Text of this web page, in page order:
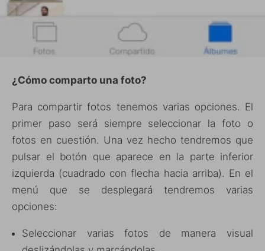
¿Cómo comparto una foto?
Para compartir fotos tenemos varias opciones. El
primer paso será siempre seleccionar la foto o
fotos en cuestión. Una vez hecho tendremos que
pulsar el botón que aparece en la parte inferior
izquierda (cuadrado con flecha hacia arriba). En el
menú que se desplegará tendremos varias
opciones:
Seleccionar varias fotos de manera visual